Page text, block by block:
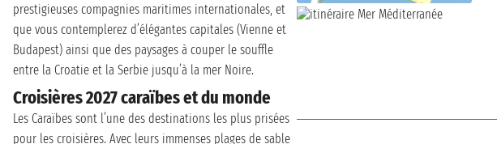
prestigieuses compagnies maritimes internationales, et
que vous contemplerez d’élégantes capitales (Vienne et
Budapest) ainsi que des paysages à couper le souffle
entre la Croatie et la Serbie jusqu’à la mer Noire.
Croisières 2027 caraïbes et du monde
Les Caraïbes sont l’une des destinations les plus prisées
pour les croisières. Avec leurs immenses plages de sable